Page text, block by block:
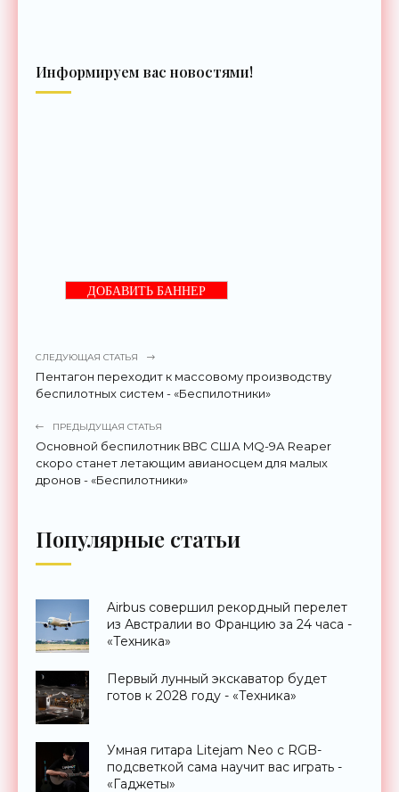
Информируем вас новостями!
ДОБАВИТЬ БАННЕР
СЛЕДУЮЩАЯ СТАТЬЯ
Пентагон переходит к массовому производству
беспилотных систем - «Беспилотники»
ПРЕДЫДУЩАЯ СТАТЬЯ
Основной беспилотник ВВС США MQ-9А Reaper
скоро станет летающим авианосцем для малых
дронов - «Беспилотники»
Популярные статьи
Airbus совершил рекордный перелет
из Австралии во Францию за 24 часа -
«Техника»
Первый лунный экскаватор будет
готов к 2028 году - «Техника»
Умная гитара Litejam Neo с RGB-
подсветкой сама научит вас играть -
«Гаджеты»